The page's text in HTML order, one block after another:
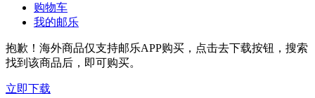
购物车
我的邮乐
抱歉！海外商品仅支持邮乐APP购买，点击去下载按钮，搜索
找到该商品后，即可购买。
立即下载